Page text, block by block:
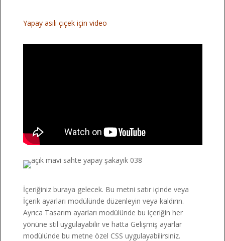
Yapay asılı çiçek için video
İçeriğiniz buraya gelecek. Bu metni satır içinde veya
İçerik ayarları modülünde düzenleyin veya kaldırın.
Ayrıca Tasarım ayarları modülünde bu içeriğin her
yönüne stil uygulayabilir ve hatta Gelişmiş ayarlar
modülünde bu metne özel CSS uygulayabilirsiniz.